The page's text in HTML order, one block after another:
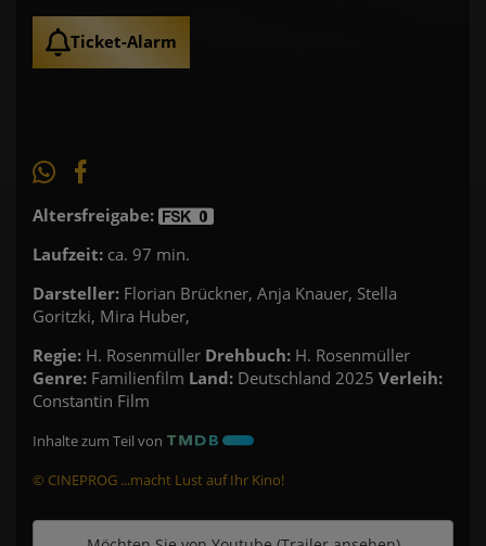
Ticket-Alarm
Altersfreigabe:
Laufzeit: ca. 97 min.
Darsteller: Florian Brückner, Anja Knauer, Stella
Goritzki, Mira Huber,
Regie: H. Rosenmüller Drehbuch: H. Rosenmüller
Genre: Familienfilm Land: Deutschland 2025 Verleih:
Constantin Film
Inhalte zum Teil von
© CINEPROG ...macht Lust auf Ihr Kino!